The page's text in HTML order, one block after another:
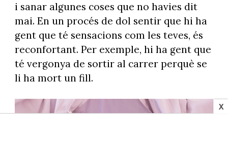
X
i sanar algunes coses que no havies dit
mai. En un procés de dol sentir que hi ha
gent que té sensacions com les teves, és
reconfortant. Per exemple, hi ha gent que
té vergonya de sortir al carrer perquè se
li ha mort un fill.